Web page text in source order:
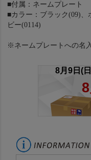
■付属：ネームプレート
■カラー：ブラック(09)、
ビー(0114)
※ネームプレートへの名